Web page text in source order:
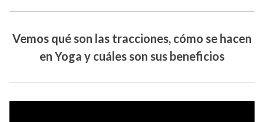
Vemos qué son las tracciones, cómo se hacen
en Yoga y cuáles son sus beneficios